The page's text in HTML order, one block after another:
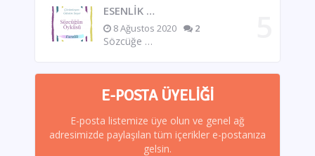
ESENLİK …
8 Ağustos 2020 2
Sözcüğe …
E-POSTA ÜYELIĞI
E-posta listemize üye olun ve genel ağ
adresimizde paylaşılan tüm içerikler e-postanıza
gelsin.